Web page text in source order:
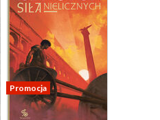
Promocja